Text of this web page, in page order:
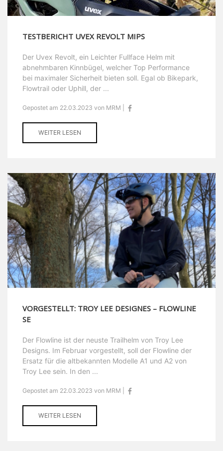
TESTBERICHT UVEX REVOLT MIPS
Der Uvex Revolt, ein Leichter Fullface Helm mit
abnehmbaren Kinnbügel, welcher Top Performance
bei maximaler Sicherheit bieten soll. Egal ob Bikepark,
Flowtrail oder Uphill, der ...
Gepostet am 22.03.2023 von MRM |
WEITER LESEN
VORGESTELLT: TROY LEE DESIGNES – FLOWLINE
SE
Der Flowline ist der neuste Trailhelm von Troy Lee
Designs. Im Februar vorgestellt, soll der Flowline der
Ersatz für die altbekannten Modelle A1 und A2 von
Troy Lee sein. In den ...
Gepostet am 22.03.2023 von MRM |
WEITER LESEN